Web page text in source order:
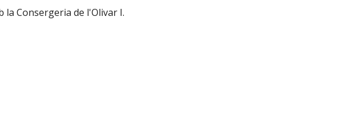
Consergeria de l'Olivar I.